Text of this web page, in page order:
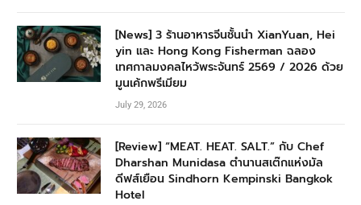
[News] 3 ร้านอาหารจีนชั้นนำ XianYuan, Hei
yin และ Hong Kong Fisherman ฉลอง
เทศกาลมงคลไหว้พระจันทร์ 2569 / 2026 ด้วย
มูนเค้กพรีเมียม
July 29, 2026
[Review] “MEAT. HEAT. SALT.” กับ Chef
Dharshan Munidasa ตำนานสเต๊กแห่งมัล
ดีฟส์เยือน Sindhorn Kempinski Bangkok
Hotel